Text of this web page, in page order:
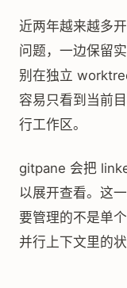
近两年越来越多
问题，一边保留
别在独立
容易只看到当前
行工作区。
gitpane 会把
以展开查看。这
要管理的不是单
并行上下文里的状